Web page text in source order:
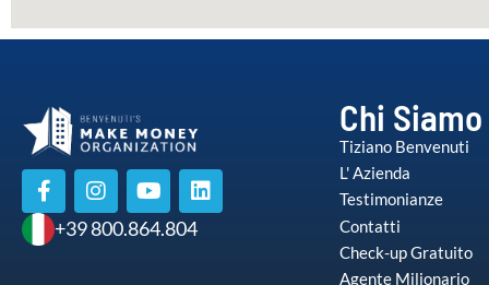
+39 800.864.804
Chi Siamo
Tiziano Benvenuti
L' Azienda
Testimonianze
Contatti
Check-up Gratuito
Agente Milionario